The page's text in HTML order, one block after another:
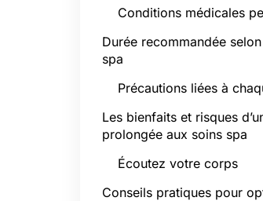
Conditions médicales
Durée recommandée
spa
Précautions liées à
Les bienfaits et risques
prolongée aux soins spa
Écoutez votre corps
Conseils pratiques pour